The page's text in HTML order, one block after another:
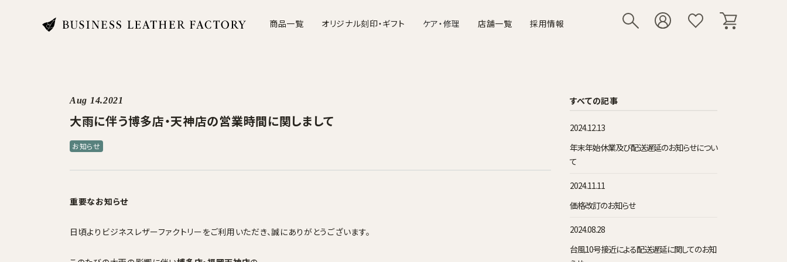
商品一覧 オリジナル刻印・ギフト ケア・修理 店舗一覧 採用情報
商品一覧
ケア・修理
Aug 14.2021
大雨に伴う博多店・天神店の営業時間に関しまして
お知らせ
重要なお知らせ
日頃よりビジネスレザーファクトリーをご利用いただき、誠にありがとうございます。
すべての記事
2024.12.13
年末年始休業及び配送遅延のお知らせについ
て
2024.11.11
価格改訂のお知らせ
2024.08.28
台風10号接近による配送遅延に関してのお知